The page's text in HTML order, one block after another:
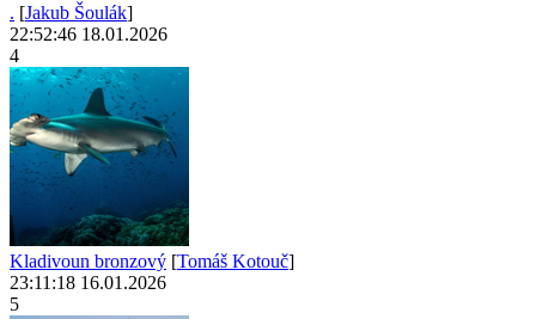
. [Jakub Šoulák]
22:52:46 18.01.2026
4
Kladivoun bronzový [Tomáš Kotouč]
23:11:18 16.01.2026
5